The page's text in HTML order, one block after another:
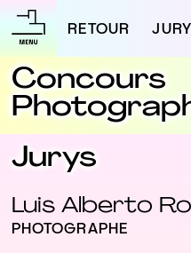
Concours
RETOUR
Jurys
Luis Alberto
PHOTOGRAPHE